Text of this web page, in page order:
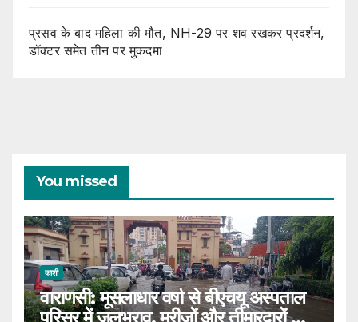
प्रसव के बाद महिला की मौत, NH-29 पर शव रखकर प्रदर्शन,
डॉक्टर समेत तीन पर मुकदमा
You missed
काशी
वाराणसी: मूसलाधार वर्षा से बीएचयू अस्पताल